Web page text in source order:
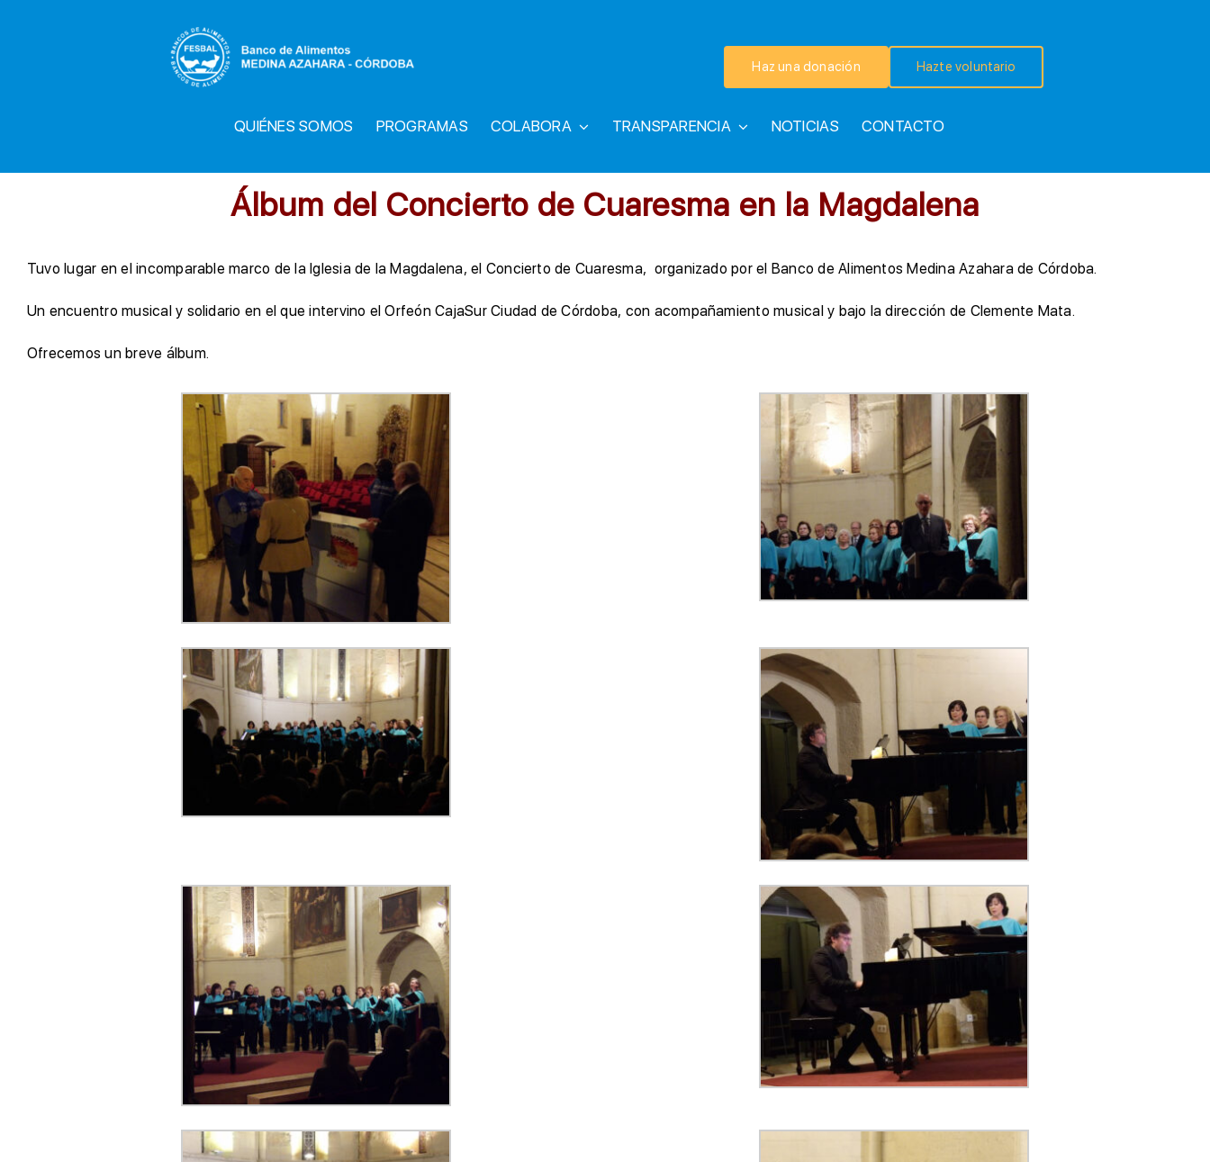
Haz una donación Hazte voluntario
QUIÉNES SOMOS PROGRAMAS COLABORA TRANSPARENCIA NOTICIAS CONTACTO
Álbum del Concierto de Cuaresma en la Magdalena
Tuvo lugar en el incomparable marco de la Iglesia de la Magdalena, el Concierto de Cuaresma, organizado por el Banco de Alimentos Medina Azahara de Córdoba.
Un encuentro musical y solidario en el que intervino el Orfeón CajaSur Ciudad de Córdoba, con acompañamiento musical y bajo la dirección de Clemente Mata.
Ofrecemos un breve álbum.